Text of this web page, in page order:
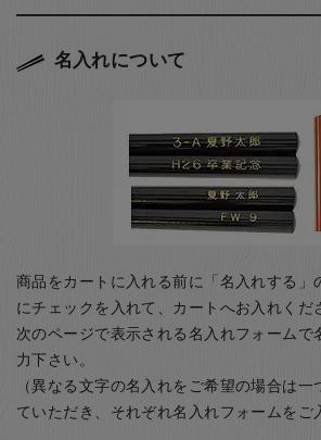
名入れについて
商品をカートに入れる前に「名入れする」
にチェックを入れて、カートへお入れくだ
次のページで表示される名入れフォームで
力下さい。
（異なる文字の名入れをご希望の場合は
ていただき、それぞれ名入れフォームをご